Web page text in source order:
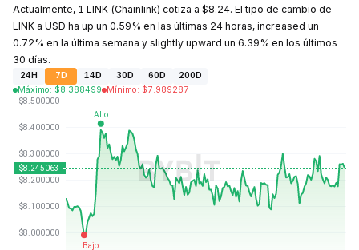
Actualmente, 1 LINK (Chainlink) cotiza a $8.24. El tipo de cambio de
LINK a USD ha up un 0.59% en las últimas 24 horas, increased un
0.72% en la última semana y slightly upward un 6.39% en los últimos
30 días.
24H 7D 14D 30D 60D
200D
Máximo: $8.388499 Mínimo: $7.989287
Última actualización: 2026-08-08, 07:19 GMT+0